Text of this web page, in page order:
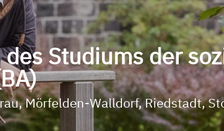
Studiums der
Mörfelden-Walldorf, Riedstadt,